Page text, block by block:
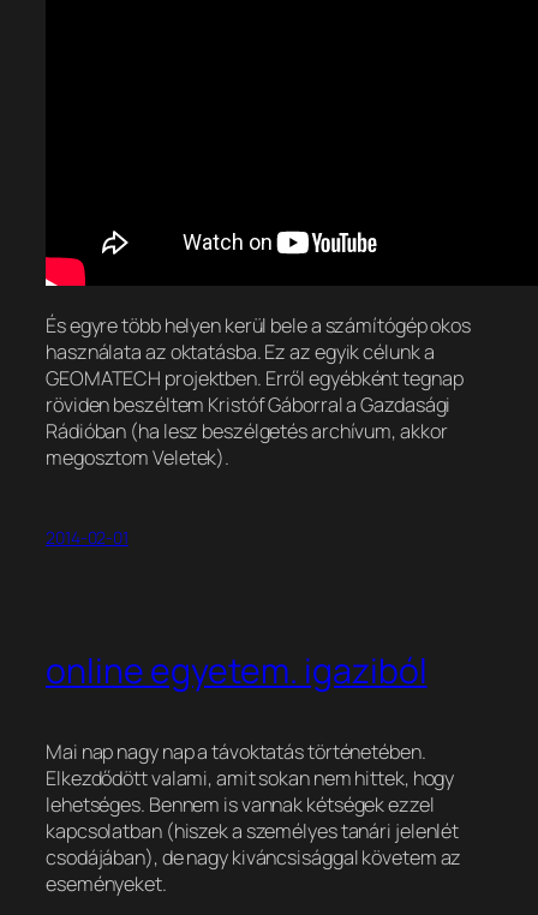
És egyre több helyen kerül bele a számítógép okos
használata az oktatásba. Ez az egyik célunk a
GEOMATECH projektben. Erről egyébként tegnap
röviden beszéltem Kristóf Gáborral a Gazdasági
Rádióban (ha lesz beszélgetés archívum, akkor
megosztom Veletek).
2014-02-01
online egyetem. igaziból
Mai nap nagy nap a távoktatás történetében.
Elkezdődött valami, amit sokan nem hittek, hogy
lehetséges. Bennem is vannak kétségek ezzel
kapcsolatban (hiszek a személyes tanári jelenlét
csodájában), de nagy kiváncsisággal követem az
eseményeket.